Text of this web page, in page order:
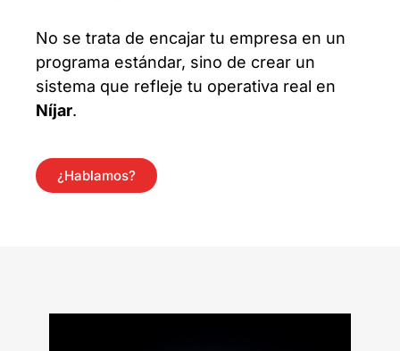
No se trata de encajar tu empresa en un
programa estándar, sino de crear un
sistema que refleje tu operativa real en
Níjar.
¿Hablamos?